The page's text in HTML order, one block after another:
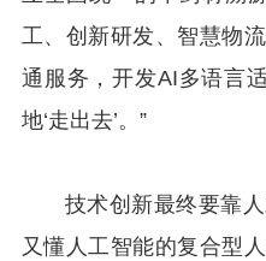
工、创新研发、智慧物
通服务，开发AI多语言
地‘走出去’。”
技术创新最终要靠
又懂人工智能的复合型